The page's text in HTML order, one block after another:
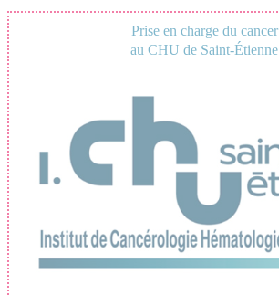
Prise en charge du cancer
au CHU de Saint-Étienne